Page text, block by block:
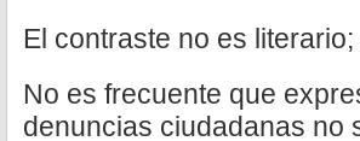
El contraste no es
No es frecuente que
denuncias ciudadanas no